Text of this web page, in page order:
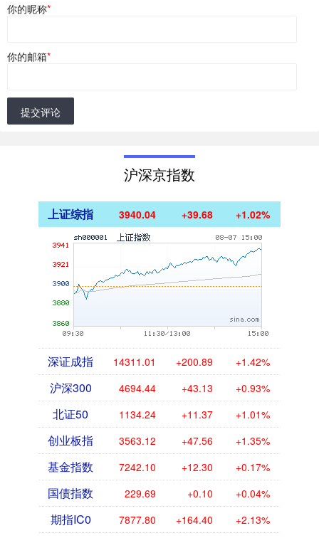
你的昵称*
你的邮箱*
提交评论
沪深京指数
上证综指 3940.04 +39.68 +1.02%
深证成指 14311.01 +200.89 +1.42%
沪深300 4694.44 +43.13 +0.93%
北证50 1134.24 +11.37 +1.01%
创业板指 3563.12 +47.56 +1.35%
基金指数 7242.10 +12.30 +0.17%
国债指数 229.69 +0.10 +0.04%
期指IC0 7877.80 +164.40 +2.13%